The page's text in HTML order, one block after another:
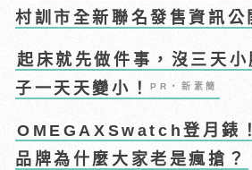
村訓市全新聯名發售資訊公
起床就先做件事，沒三天
子一天天變小！PR・新素簡
OMEGAXSwatch登月錶
品牌為什麼大家老是瘋搶？